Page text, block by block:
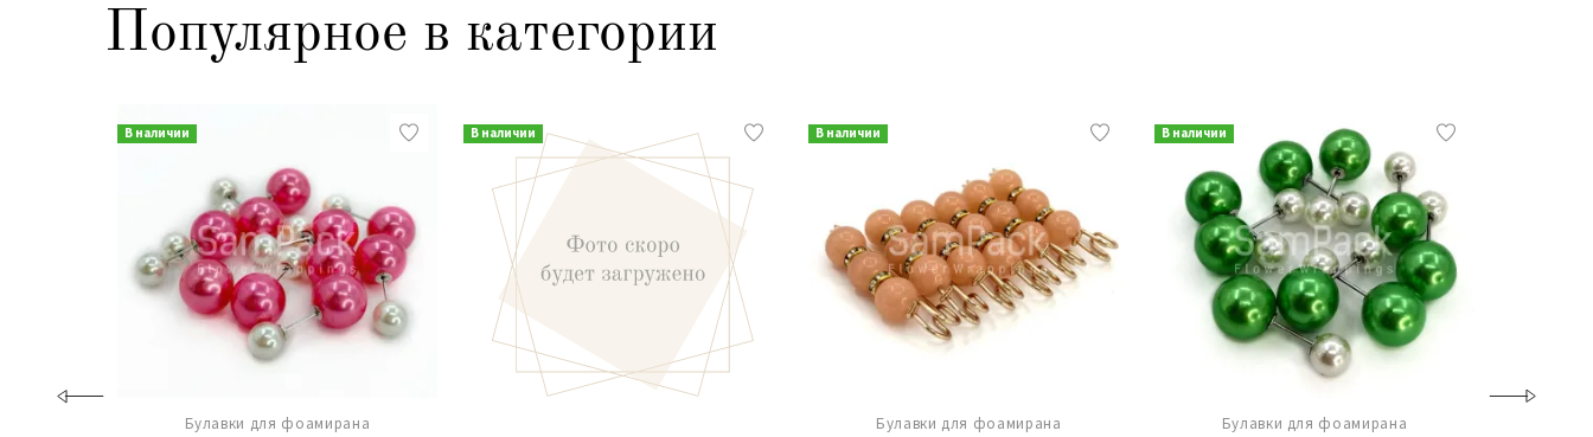
Популярное в категории
В наличии
Булавки для фоамирана
В наличии В наличии
Булавки для фоамирана
В наличии
Булавки для фоамирана